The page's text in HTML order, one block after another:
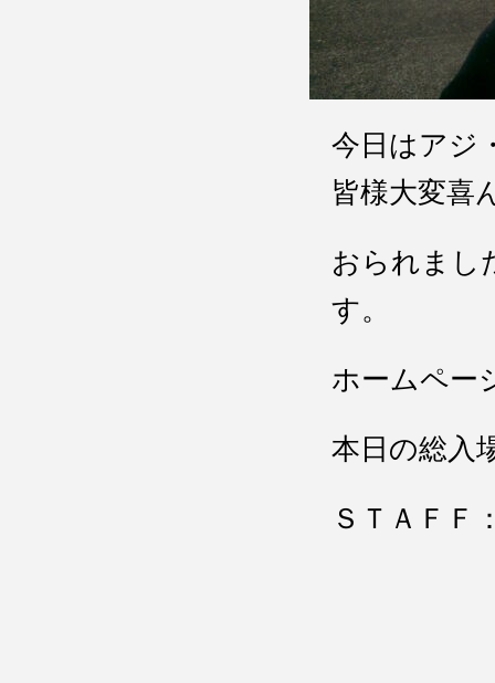
今日はアジ
皆様大変喜
おられまし
す。
ホームペー
本日の総入
ＳＴＡＦＦ